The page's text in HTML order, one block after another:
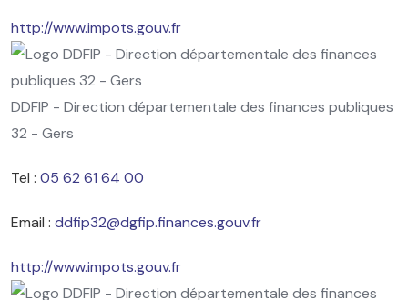
http://www.impots.gouv.fr
DDFIP - Direction départementale des finances publiques
32 - Gers
Tel : 05 62 61 64 00
Email : ddfip32@dgfip.finances.gouv.fr
http://www.impots.gouv.fr